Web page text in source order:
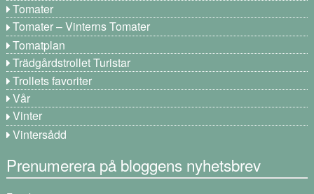
Tomater
Tomater – Vinterns Tomater
Tomatplan
Trädgårdstrollet Turistar
Trollets favoriter
Vår
Vinter
Vintersådd
Prenumerera på bloggens nyhetsbrev